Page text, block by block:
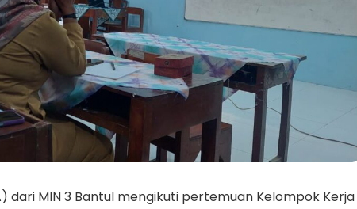
dari MIN 3 Bantul mengikuti pertemuan Kelompok Kerja